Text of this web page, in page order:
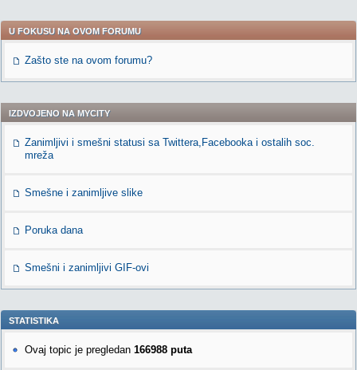
U FOKUSU NA OVOM FORUMU
Zašto ste na ovom forumu?
IZDVOJENO NA MYCITY
Zanimljivi i smešni statusi sa Twittera,Facebooka i ostalih soc.
mreža
Smešne i zanimljive slike
Poruka dana
Smešni i zanimljivi GIF-ovi
STATISTIKA
Ovaj topic je pregledan 166988 puta